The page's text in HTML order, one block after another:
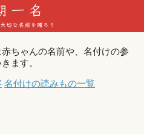
ちゃんの名前や、名付けの参
ます。
名付けの読みもの一覧